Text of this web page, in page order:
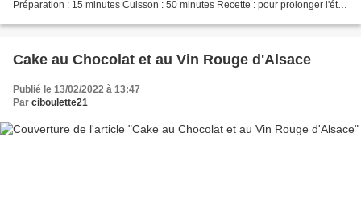
Préparation : 15 minutes Cuisson : 50 minutes Recette : pour prolonger l'été
Cake au Chocolat et au Vin Rouge d'Alsace
Publié le 13/02/2022 à 13:47
Par ciboulette21